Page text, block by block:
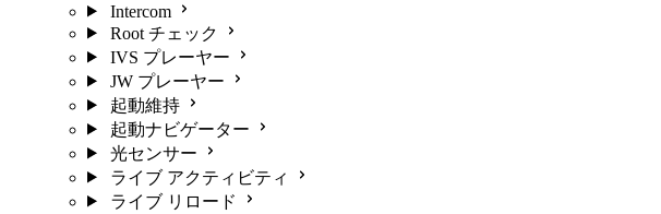
Intercom
Root チェック
IVS プレーヤー
JW プレーヤー
起動維持
起動ナビゲーター
光センサー
ライブ アクティビティ
ライブ リロード